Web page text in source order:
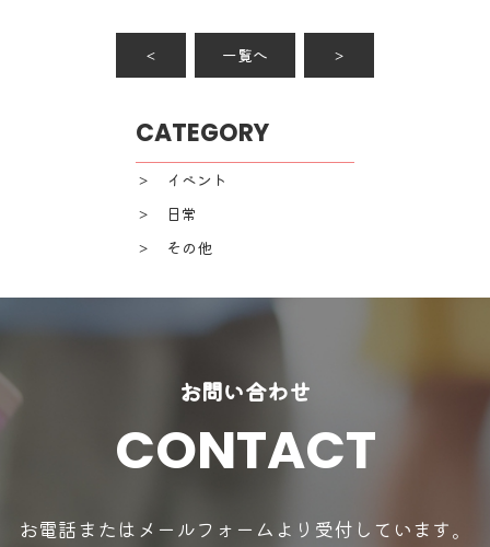
＜ 一覧へ ＞
CATEGORY
＞ イベント
＞ 日常
＞ その他
お問い合わせ
CONTACT
お電話またはメールフォームより受付しています。